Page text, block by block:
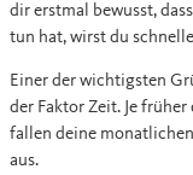
dir erstmal bewusst,
tun hat, wirst du
Einer der wichtigsten
der Faktor Zeit. Je
fallen deine
aus.